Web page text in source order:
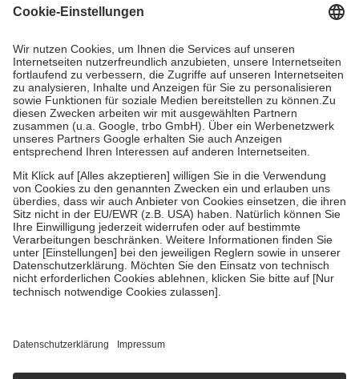
Grundsätzlich leisten Mitglieder Zuzahlungen in Höhe von zehn
höchstens zehn Euro.
Es sind jedoch nie mehr als die tatsächlichen
Kosten der Leistung zu entrichten.
Diese Regeln gelten grundsätzlich auch für Online-Apotheken.
Bei Heilmitteln und häuslicher Krankenpflege beträgt die
Zuzahlung zehn Prozent der Kosten sowie zehn Euro je
Verordnung.
Um das Engagement der Versicherten für ihre eigene Gesundheit zu
stärken und die besondere Stellung der Familie zu unterstützen,
fallenkeine Zuzahlungenan bei:
• Kindern und Jugendlichen bis zum vollendeten 18. Lebensjahr
mit Ausnahme der Fahrkosten
• Untersuchungen zur Vorsorge und Früherkennung, die von der
GKV getragen werden
• empfohlenen Schutzimpfungen
• Harn- und Blutteststreifen
getroffen, um sicherzustellen, dass es sich um echte Bewertungen
https://help.etrusted.com/hc/de/articles/4419944605341